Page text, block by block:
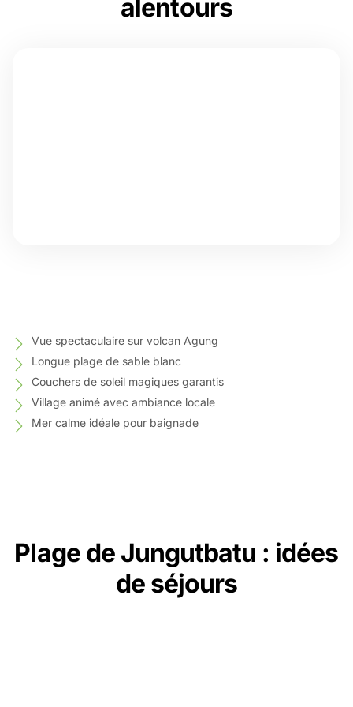
alentours
Vue spectaculaire sur volcan Agung
Longue plage de sable blanc
Couchers de soleil magiques garantis
Village animé avec ambiance locale
Mer calme idéale pour baignade
Plage de Jungutbatu : idées
de séjours